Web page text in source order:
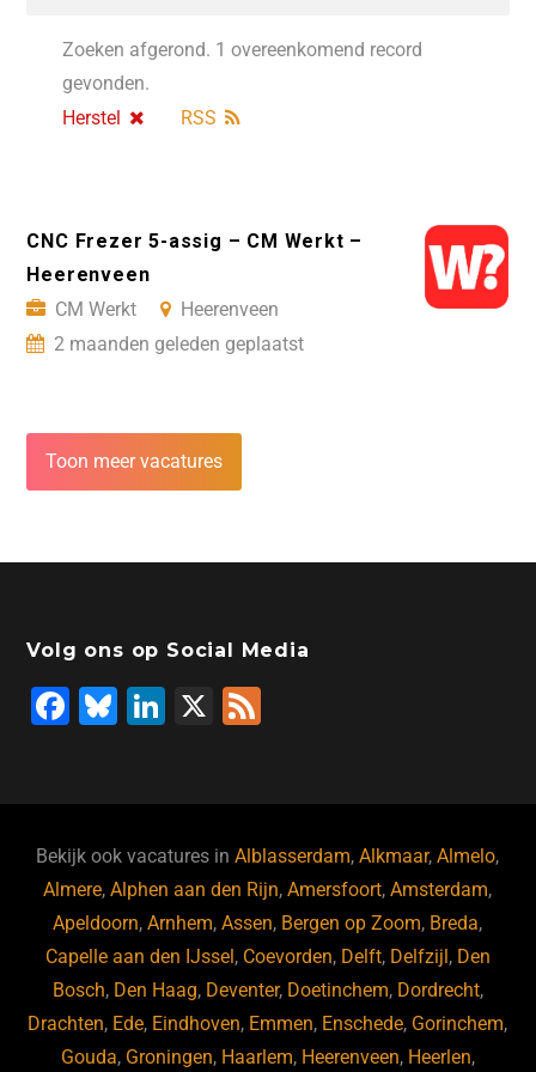
Zoeken afgerond. 1 overeenkomend record
gevonden.
Herstel
RSS
CNC Frezer 5-assig – CM Werkt –
Heerenveen
CM Werkt
Heerenveen
2 maanden geleden geplaatst
Toon meer vacatures
Volg ons op Social Media
F
b
o
o
k
Bl
ky
Li
dI
n
X
Bekijk ook vacatures inAlblasserdam,Alkmaar,Almelo,
Almere,Alphen aan den Rijn,Amersfoort,Amsterdam,
Apeldoorn,Arnhem,Assen, Bergen op Zoom, Breda,
Capelle aan den IJssel , Coevorden, Delft, Delfzijl , Den
Bosch, Den Haag, Deventer, Doetinchem, Dordrecht,
Drachten, Ede, Eindhoven, Emmen, Enschede, Gorinchem,
Gouda, Groningen, Haarlem, Heerenveen, Heerlen,